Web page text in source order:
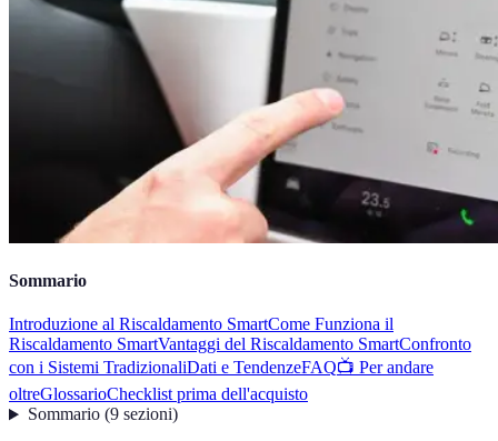
Sommario
Introduzione al Riscaldamento SmartCome Funziona il
Riscaldamento SmartVantaggi del Riscaldamento SmartConfronto
con i Sistemi TradizionaliDati e TendenzeFAQ📺 Per andare
oltreGlossarioChecklist prima dell'acquisto
Sommario(9 sezioni)